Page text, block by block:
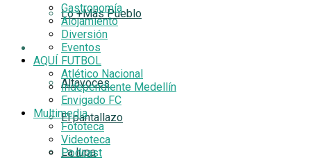
Lo +Más Pueblo
Filtro
Altavoces
El pantallazo
La lupa
Gastronomía
Alojamiento
Diversión
Eventos
AQUÍ FUTBOL
Atlético Nacional
Independiente Medellín
Envigado FC
Multimedia
Fototeca
Videoteca
Podcast